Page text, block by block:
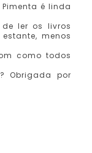
é linda
de ler os livros
menos
como todos
Obrigada por